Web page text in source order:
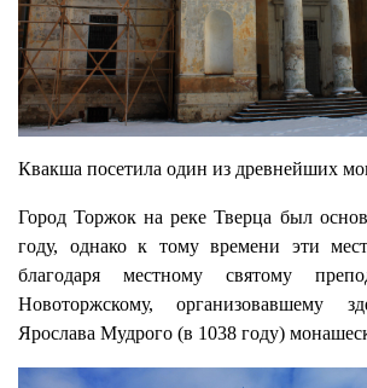
Квакша посетила один из древнейших
Город Торжок на реке Тверца был
году, однако к тому времени эти
благодаря местному святому
Новоторжскому, организовавшему
Ярослава Мудрого (в 1038 году)